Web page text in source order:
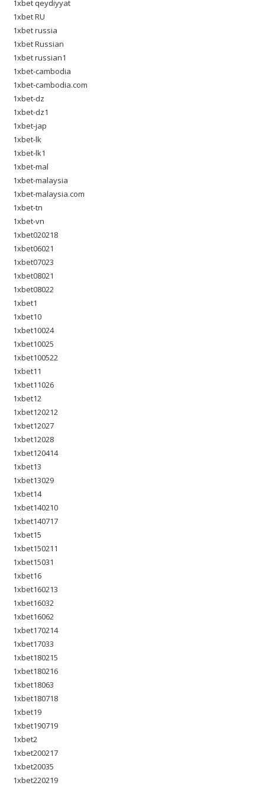
1xbet qeydiyyat
1xbet RU
1xbet russia
1xbet Russian
1xbet russian1
1xbet-cambodia
1xbet-cambodia.com
1xbet-dz
1xbet-dz1
1xbet-jap
1xbet-lk
1xbet-lk1
1xbet-mal
1xbet-malaysia
1xbet-malaysia.com
1xbet-tn
1xbet-vn
1xbet020218
1xbet06021
1xbet07023
1xbet08021
1xbet08022
1xbet1
1xbet10
1xbet10024
1xbet10025
1xbet100522
1xbet11
1xbet11026
1xbet12
1xbet120212
1xbet12027
1xbet12028
1xbet120414
1xbet13
1xbet13029
1xbet14
1xbet140210
1xbet140717
1xbet15
1xbet150211
1xbet15031
1xbet16
1xbet160213
1xbet16032
1xbet16062
1xbet170214
1xbet17033
1xbet180215
1xbet180216
1xbet18063
1xbet180718
1xbet19
1xbet190719
1xbet2
1xbet200217
1xbet20035
1xbet220219